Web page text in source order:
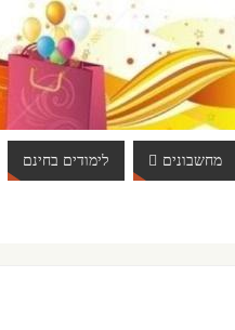
מחשבונים לימודים בחינם